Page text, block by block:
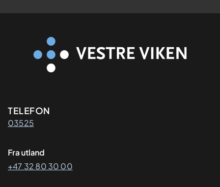
Kontaktinformasjon
TELEFON
03525
Fra utland
+47 32 80 30 00